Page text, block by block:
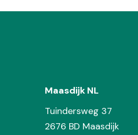
Maasdijk NL
Tuindersweg 37
2676 BD Maasdijk